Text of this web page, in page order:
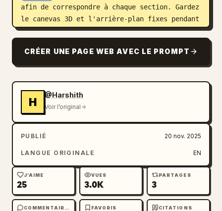
afin de correspondre à chaque section. Gardez
le canevas 3D et l'arrière-plan fixes pendant
que le texte défile par-dessus ; seule la
- canevas fixe : positionnez le canevas
CRÉER UNE PAGE WEB AVEC LE PROMPT
H
@Harshith
Voir l’original
PUBLIÉ 20 nov. 2025
LANGUE ORIGINALE EN
J’AIME
25
VUES
3.0K
PARTAGES
3
COMMENTAIRES FAVORIS CITATIONS